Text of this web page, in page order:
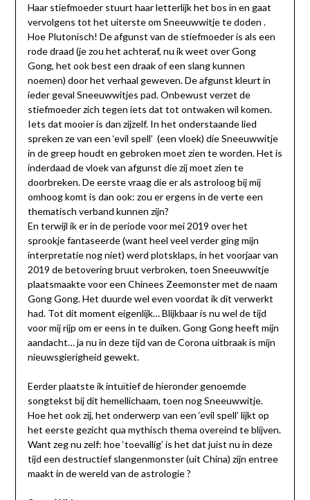
Haar stiefmoeder stuurt haar letterlijk het bos in en gaat
vervolgens tot het uiterste om Sneeuwwitje te doden .
Hoe Plutonisch! De afgunst van de stiefmoeder is als een
rode draad (je zou het achteraf, nu ik weet over Gong
Gong, het ook best een draak of een slang kunnen
noemen) door het verhaal geweven. De afgunst kleurt in
ieder geval Sneeuwwitjes pad. Onbewust verzet de
stiefmoeder zich tegen iets dat tot ontwaken wil komen.
Iets dat mooier is dan zijzelf. In het onderstaande lied
spreken ze van een ‘evil spell’ (een vloek) die Sneeuwwitje
in de greep houdt en gebroken moet zien te worden. Het is
inderdaad de vloek van afgunst die zij moet zien te
doorbreken. De eerste vraag die er als astroloog bij mij
omhoog komt is dan ook: zou er ergens in de verte een
thematisch verband kunnen zijn?
En terwijl ik er in de periode voor mei 2019 over het
sprookje fantaseerde (want heel veel verder ging mijn
interpretatie nog niet) werd plotsklaps, in het voorjaar van
2019 de betovering bruut verbroken, toen Sneeuwwitje
plaatsmaakte voor een Chinees Zeemonster met de naam
Gong Gong. Het duurde wel even voordat ik dit verwerkt
had. Tot dit moment eigenlijk… Blijkbaar is nu wel de tijd
voor mij rijp om er eens in te duiken. Gong Gong heeft mijn
aandacht… ja nu in deze tijd van de Corona uitbraak is mijn
nieuwsgierigheid gewekt.
Eerder plaatste ik intuïtief de hieronder genoemde
songtekst bij dit hemellichaam, toen nog Sneeuwwitje.
Hoe het ook zij, het onderwerp van een ‘evil spell’ lijkt op
het eerste gezicht qua mythisch thema overeind te blijven.
Want zeg nu zelf: hoe ‘toevallig’ is het dat juist nu in deze
tijd een destructief slangenmonster (uit China) zijn entree
maakt in de wereld van de astrologie ?